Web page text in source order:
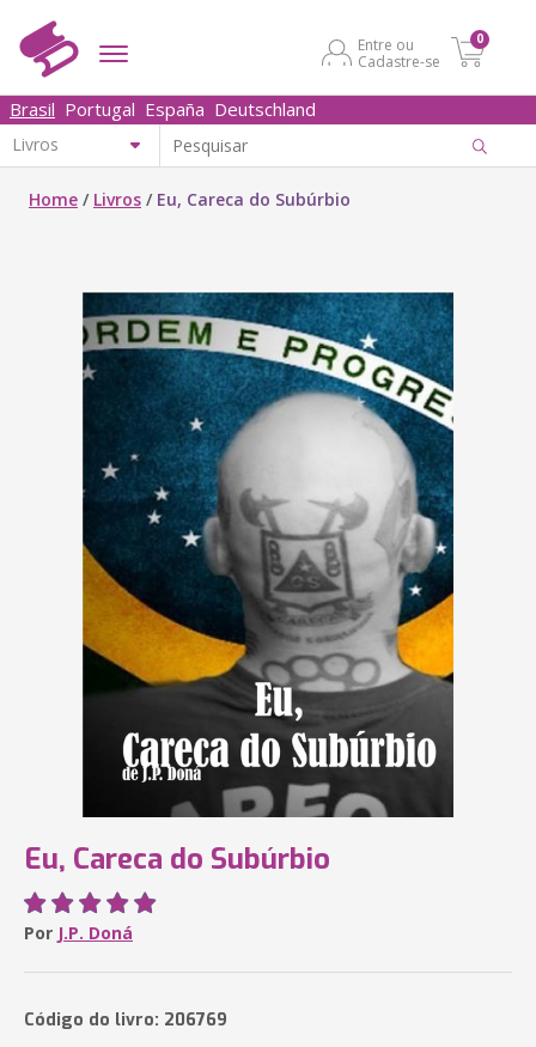
Entre ou
Cadastre-se
0
Brasil Portugal España Deutschland
Home / Livros / Eu, Careca do Subúrbio
Eu, Careca do Subúrbio
Por J.P. Doná
Código do livro: 206769